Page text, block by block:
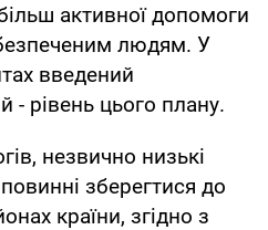
активної допомоги
людям. У
введений
- рівень цього плану.
незвично низькі
зберегтися до
країни, згідно з